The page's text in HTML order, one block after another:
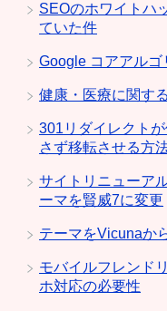
SEOのホワイトハ
ていた件
Google コアアル
健康・医療に関す
301リダイレクト
さず移転させる方
サイトリニューア
ーマを賢威7に変更
テーマをVicunaか
モバイルフレンド
ホ対応の必要性